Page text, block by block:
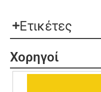
Ετικέτες
Χορηγοί